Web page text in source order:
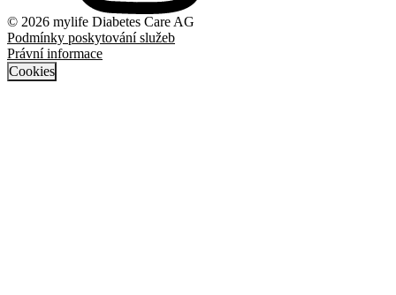
© 2026 mylife Diabetes Care AG
Podmínky poskytování služeb
Právní informace
Cookies